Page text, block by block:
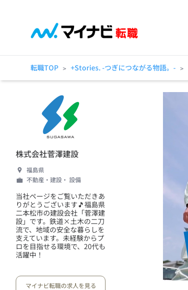
転職TOP > +Stories. -つぎにつながる物語。- >
株式会社菅澤建設
福島県
不動産・建設・ 設備
当社ページをご覧いただきあ
りがとうございます🎵福島県
二本松市の建設会社「菅澤建
設」です。鉄道×土木の二刀
流で、地域の安全な暮らしを
支えています。未経験からプ
ロを目指せる環境で、20代も
活躍中！
マイナビ転職の求人を見る